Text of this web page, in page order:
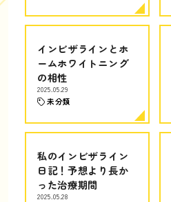
インビザラインとホ
ームホワイトニング
の相性
2025.05.29
未分類
私のインビザライン
日記！予想より長か
った治療期間
2025.05.28